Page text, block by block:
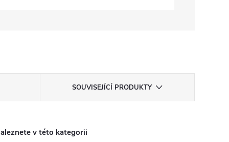
SOUVISEJÍCÍ PRODUKTY
v této kategorii